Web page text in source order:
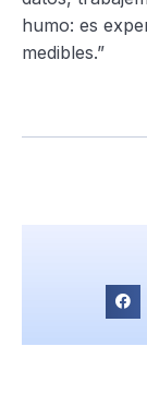
humo: es
medibles.”